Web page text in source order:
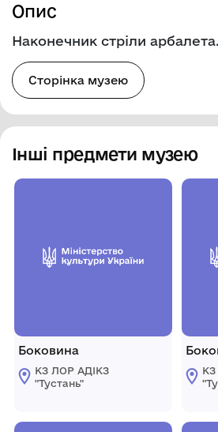
Опис
Наконечник стріли арбалета.
Сторінка музею
Інші предмети музею
Боковина
КЗ ЛОР АДІКЗ
"Тустань"